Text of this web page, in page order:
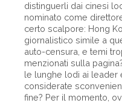
distinguerli dai cinesi
nominato come
certo scalpore: Hong
giornalistico simile a
auto-censura, e temi
menzionati sulla
le lunghe lodi ai leader
considerate
fine? Per il momento,